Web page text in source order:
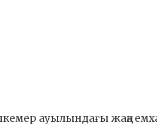
ауылындағы жаңа